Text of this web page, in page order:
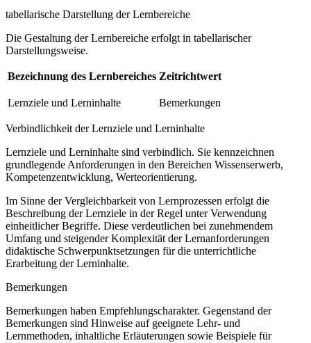
tabellarische Darstellung der Lernbereiche
Die Gestaltung der Lernbereiche erfolgt in tabellarischer
Darstellungsweise.
Bezeichnung des Lernbereiches Zeitrichtwert
Lernziele und Lerninhalte Bemerkungen
Verbindlichkeit der Lernziele und Lerninhalte
Lernziele und Lerninhalte sind verbindlich. Sie kennzeichnen
grundlegende Anforderungen in den Bereichen Wissenserwerb,
Kompetenzentwicklung, Werteorientierung.
Im Sinne der Vergleichbarkeit von Lernprozessen erfolgt die
Beschreibung der Lernziele in der Regel unter Verwendung
einheitlicher Begriffe. Diese verdeutlichen bei zunehmendem
Umfang und steigender Komplexität der Lernanforderungen
didaktische Schwerpunktsetzungen für die unterrichtliche
Erarbeitung der Lerninhalte.
Bemerkungen
Bemerkungen haben Empfehlungscharakter. Gegenstand der
Bemerkungen sind Hinweise auf geeignete Lehr- und
Lernmethoden, inhaltliche Erläuterungen sowie Beispiele für